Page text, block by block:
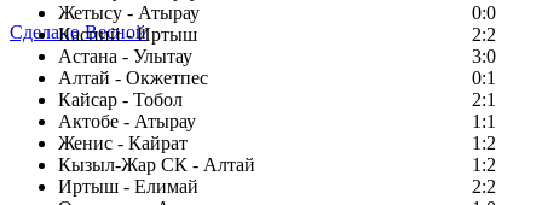
Жетысу - Атырау
0:0
Каспий - Иртыш
2:2
Астана - Улытау
3:0
Алтай - Окжетпес
0:1
Кайсар - Тобол
2:1
Актобе - Атырау
1:1
Женис - Кайрат
1:2
Кызыл-Жар СК - Алтай
1:2
Иртыш - Елимай
2:2
Сделано Весной